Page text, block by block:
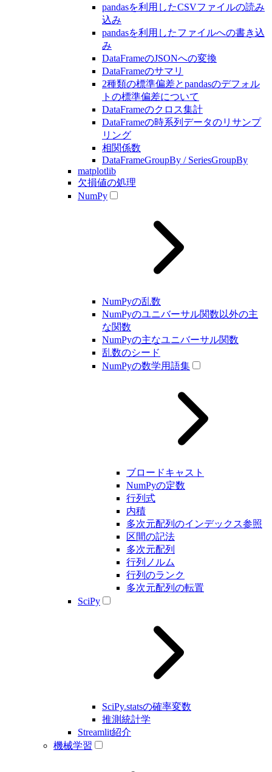
pandasを利用したCSVファイルの読み
込み
pandasを利用したファイルへの書き込
み
DataFrameのJSONへの変換
DataFrameのサマリ
2種類の標準偏差とpandasのデフォル
トの標準偏差について
DataFrameのクロス集計
DataFrameの時系列データのリサンプ
リング
相関係数
DataFrameGroupBy / SeriesGroupBy
matplotlib
欠損値の処理
NumPy
NumPyの乱数
NumPyのユニバーサル関数以外の主
な関数
NumPyの主なユニバーサル関数
乱数のシード
NumPyの数学用語集
ブロードキャスト
NumPyの定数
行列式
内積
多次元配列のインデックス参照
区間の記法
多次元配列
行列ノルム
行列のランク
多次元配列の転置
SciPy
SciPy.statsの確率変数
推測統計学
Streamlit紹介
機械学習